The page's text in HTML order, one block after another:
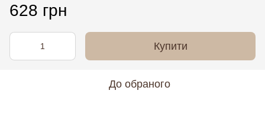
628 грн
Купити
До обраного